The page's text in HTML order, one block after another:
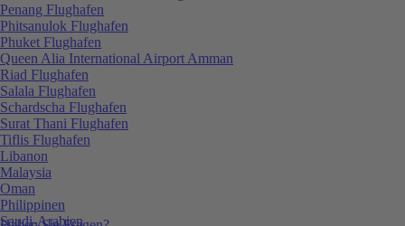
Penang Flughafen
Phitsanulok Flughafen
Phuket Flughafen
Queen Alia International Airport Amman
Riad Flughafen
Salala Flughafen
Schardscha Flughafen
Surat Thani Flughafen
Tiflis Flughafen
Libanon
Malaysia
Oman
Philippinen
Saudi-Arabien